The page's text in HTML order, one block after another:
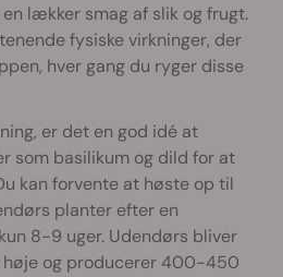
lækker smag af slik og frugt.
fysiske virkninger, der
hver gang du ryger disse
er det en god idé at
som basilikum og dild for at
kan forvente at høste op til
planter efter en
8-9 uger. Udendørs bliver
og producerer 400-450